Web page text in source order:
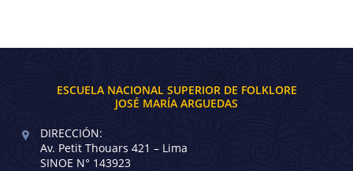
ESCUELA NACIONAL SUPERIOR DE FOLKLORE
JOSÉ MARÍA ARGUEDAS
DIRECCIÓN:
Av. Petit Thouars 421 – Lima
SINOE N° 143923